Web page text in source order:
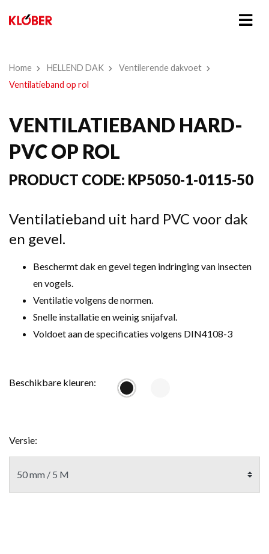
Home HELLEND DAK
Ventilerende dakvoet
Ventilatieband op rol
VENTILATIEBAND HARD-
PVC OP ROL
PRODUCT CODE: KP5050-1-0115-50
Ventilatieband uit hard PVC voor dak
en gevel.
Beschermt dak en gevel tegen indringing van insecten
en vogels.
Ventilatie volgens de normen.
Snelle installatie en weinig snijafval.
Voldoet aan de specificaties volgens DIN4108-3
Beschikbare kleuren:
Versie: